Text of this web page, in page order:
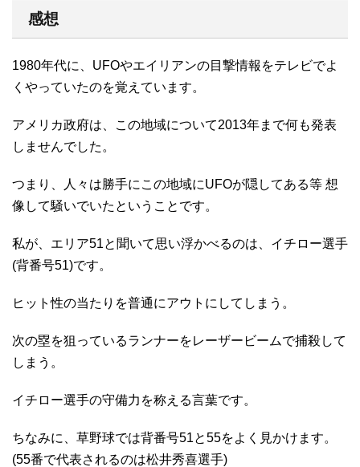
感想
1980年代に、UFOやエイリアンの目撃情報をテレビでよ
くやっていたのを覚えています。
アメリカ政府は、この地域について2013年まで何も発表
しませんでした。
つまり、人々は勝手にこの地域にUFOが隠してある等 想
像して騒いでいたということです。
私が、エリア51と聞いて思い浮かべるのは、イチロー選手
(背番号51)です。
ヒット性の当たりを普通にアウトにしてしまう。
次の塁を狙っているランナーをレーザービームで捕殺して
しまう。
イチロー選手の守備力を称える言葉です。
ちなみに、草野球では背番号51と55をよく見かけます。
(55番で代表されるのは松井秀喜選手)